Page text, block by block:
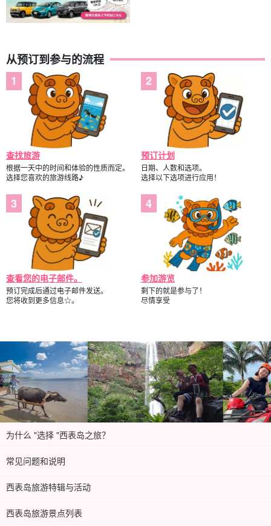
从预订到参与的流程
查找旅游
根据一天中的时间和体验的性质而定。
选择您喜欢的旅游线路♪
预订计划
日期、人数和选项。
选择以下选项进行应用！
查看您的电子邮件。
预订完成后通过电子邮件发送。
您将收到更多信息☆。
参加游览
剩下的就是参与了！
尽情享受
为什么 "选择 "西表岛之旅？
常见问题和说明
西表岛旅游特辑与活动
西表岛旅游景点列表